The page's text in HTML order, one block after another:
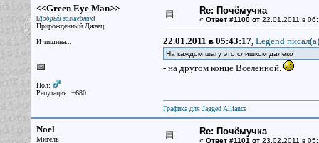
<<Green Eye Man>>
[Добрый волшебник]
Прирожденный Джаец
И тишина...
Пол:
Репутация: +680
Re: Почёмучка
« Ответ #1100 от22.01.2011 в
22.01.2011 в 05:43:17, Legend писал(a)
На каждом шагу это слишком далеко
- на другом конце Вселенной.
Графика для Jagged Alliance
Noel
Мигель
Re: Почёмучка
« Ответ #1101 от23.02.2011 в